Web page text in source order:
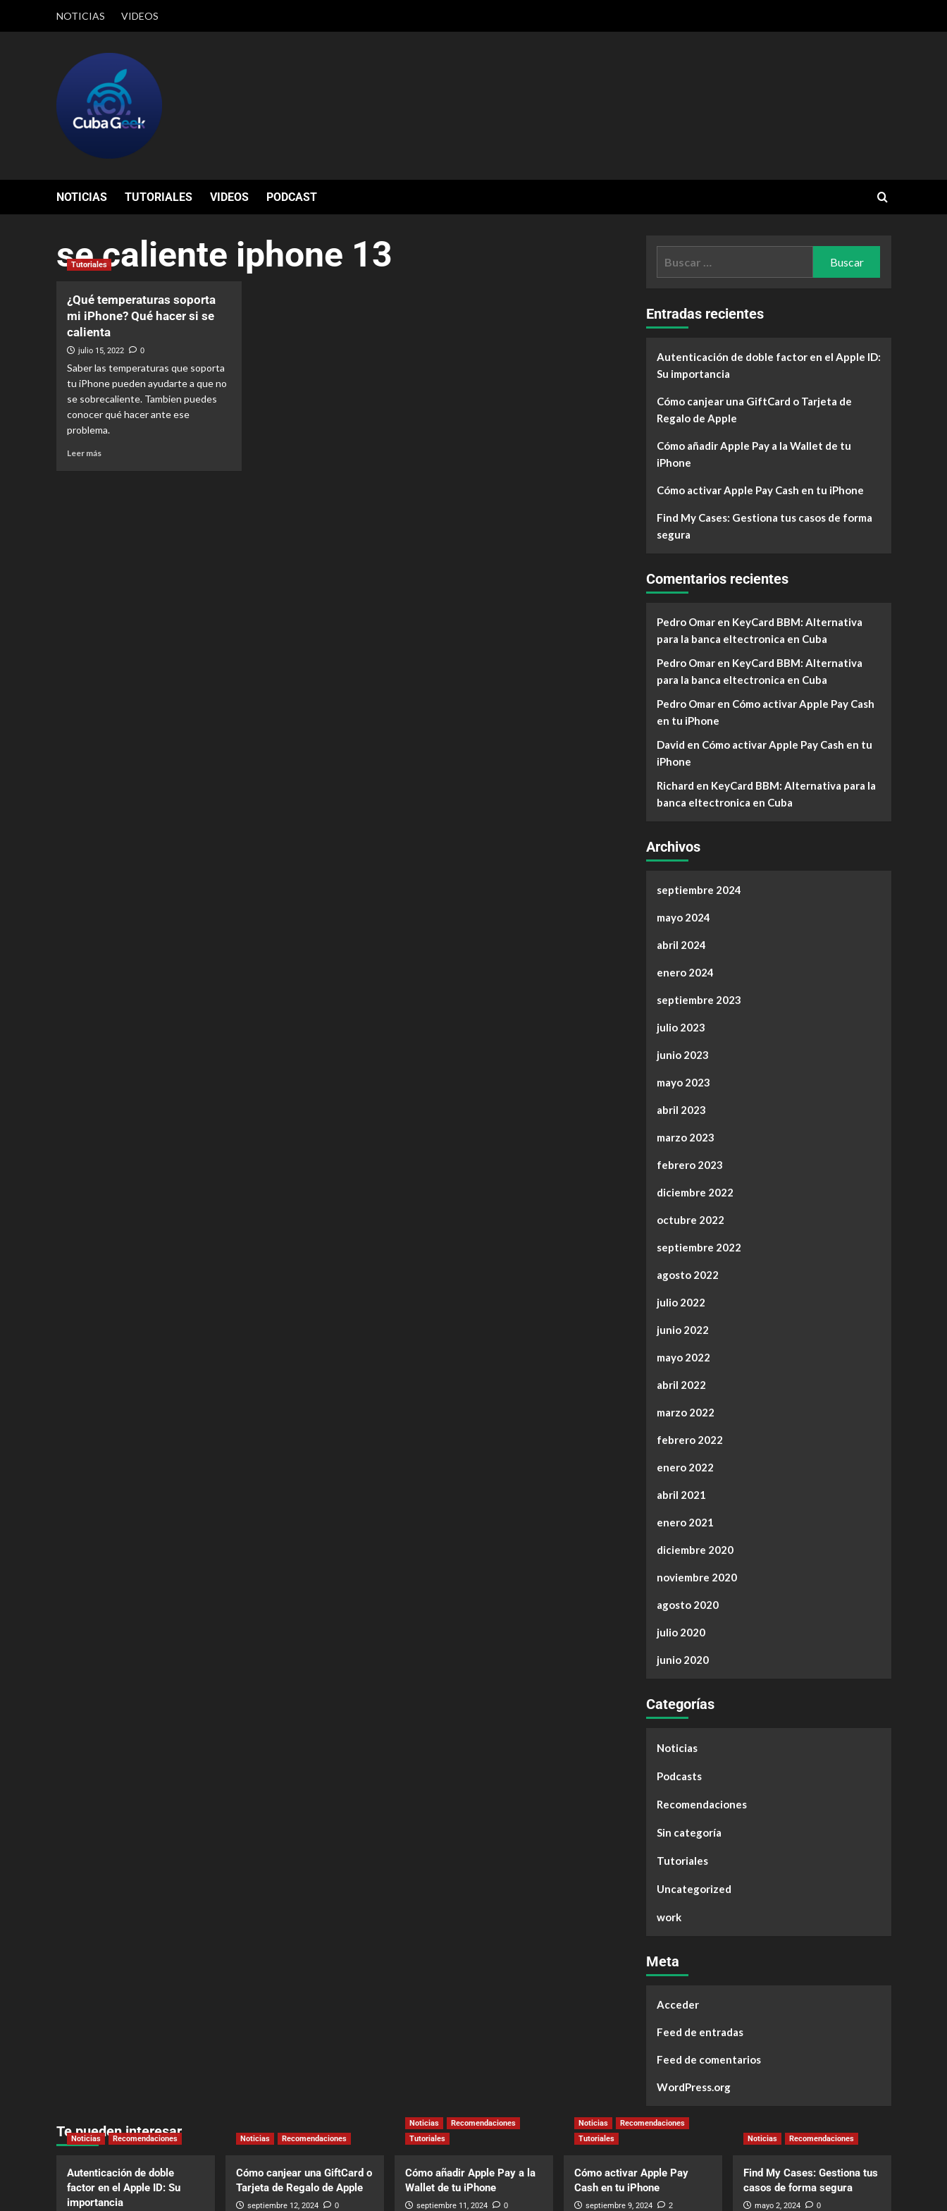
NOTICIAS VIDEOS
NOTICIAS TUTORIALES VIDEOS PODCAST
se caliente iphone 13
Tutoriales
¿Qué temperaturas soporta
mi iPhone? Qué hacer si se
calienta
julio 15, 2022 0
Saber las temperaturas que soporta
tu iPhone pueden ayudarte a que no
se sobrecaliente. Tambien puedes
conocer qué hacer ante ese
problema.
Leer más
Entradas recientes
Autenticación de doble factor en el Apple ID:
Su importancia
Cómo canjear una GiftCard o Tarjeta de
Regalo de Apple
Cómo añadir Apple Pay a la Wallet de tu
iPhone
Cómo activar Apple Pay Cash en tu iPhone
Find My Cases: Gestiona tus casos de forma
segura
Comentarios recientes
Pedro Omaren KeyCard BBM: Alternativa
para la banca eltectronica en Cuba
Pedro Omaren KeyCard BBM: Alternativa
para la banca eltectronica en Cuba
Pedro Omaren Cómo activar Apple Pay Cash
en tu iPhone
David en Cómo activar Apple Pay Cash en tu
iPhone
Richard en KeyCard BBM: Alternativa para la
banca eltectronica en Cuba
Archivos
septiembre 2024
mayo 2024
abril 2024
enero 2024
septiembre 2023
julio 2023
junio 2023
mayo 2023
abril 2023
marzo 2023
febrero 2023
diciembre 2022
octubre 2022
septiembre 2022
agosto 2022
julio 2022
junio 2022
mayo 2022
abril 2022
marzo 2022
febrero 2022
enero 2022
abril 2021
enero 2021
diciembre 2020
noviembre 2020
agosto 2020
julio 2020
junio 2020
Categorías
Noticias
Podcasts
Recomendaciones
Sin categoría
Tutoriales
Uncategorized
work
Meta
Acceder
Feed de entradas
Feed de comentarios
WordPress.org
Te pueden interesar
Noticias Recomendaciones
Autenticación de doble
factor en el Apple ID: Su
importancia
Noticias Recomendaciones
Cómo canjear una GiftCard o
Tarjeta de Regalo de Apple
septiembre 12, 2024 0
Noticias
Recomendaciones
Tutoriales
Cómo añadir Apple Pay a la
Wallet de tu iPhone
septiembre 11, 2024 0
Noticias
Recomendaciones
Tutoriales
Cómo activar Apple Pay
Cash en tu iPhone
septiembre 9, 2024 2
Noticias Recomendaciones
Find My Cases: Gestiona tus
casos de forma segura
mayo 2, 2024 0